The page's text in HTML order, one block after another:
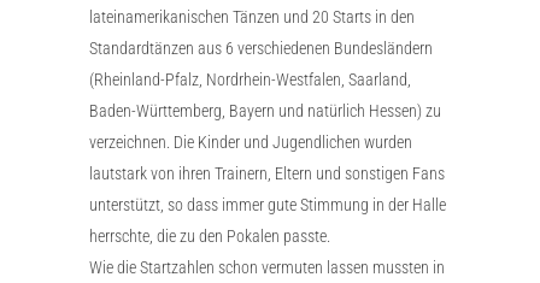
lateinamerikanischen Tänzen und 20 Starts in den
Standardtänzen aus 6 verschiedenen Bundesländern
(Rheinland-Pfalz, Nordrhein-Westfalen, Saarland,
Baden-Württemberg, Bayern und natürlich Hessen) zu
verzeichnen. Die Kinder und Jugendlichen wurden
lautstark von ihren Trainern, Eltern und sonstigen Fans
unterstützt, so dass immer gute Stimmung in der Halle
herrschte, die zu den Pokalen passte.
Wie die Startzahlen schon vermuten lassen mussten in